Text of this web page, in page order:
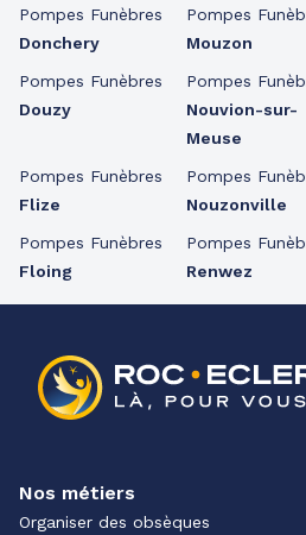
Pompes Funèbres
Donchery
Pompes Funèbres
Douzy
Pompes Funèbres
Flize
Pompes Funèbres
Floing
Pompes
Mouzon
Pompes
Nouvion-sur-
Meuse
Pompes
Nouzonville
Pompes
Renwez
Nos métiers
Organiser des obsèques